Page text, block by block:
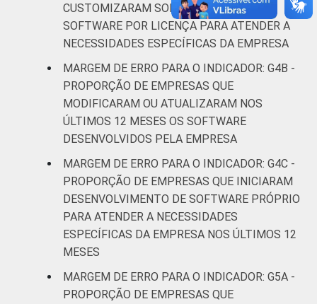
recreação;
Outras
atividades de
serviços
3,2
* Base: 7010 empresas que declararam usar
computador, com 10 ou mais pessoas
ocupadas, que constituem os seguintes
N, R e S). Estimativa: 486345 empresas.
Dados coletados entre setembro de 2014 e
março de 2015.
Fonte: NIC.br - set 2014 / mar 2015
CUSTOMIZARAM SOFTWARE LIVRE OU
SOFTWARE POR LICENÇA PARA ATENDER A
NECESSIDADES ESPECÍFICAS DA EMPRESA
MARGEM DE ERRO PARA O INDICADOR: G4B -
PROPORÇÃO DE EMPRESAS QUE
MODIFICARAM OU ATUALIZARAM NOS
ÚLTIMOS 12 MESES OS SOFTWARE
DESENVOLVIDOS PELA EMPRESA
MARGEM DE ERRO PARA O INDICADOR: G4C -
PROPORÇÃO DE EMPRESAS QUE INICIARAM
DESENVOLVIMENTO DE SOFTWARE PRÓPRIO
PARA ATENDER A NECESSIDADES
ESPECÍFICAS DA EMPRESA NOS ÚLTIMOS 12
MESES
MARGEM DE ERRO PARA O INDICADOR: G5A -
PROPORÇÃO DE EMPRESAS QUE